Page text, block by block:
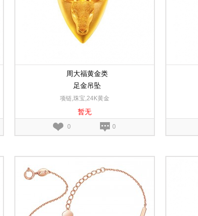
周大福黄金类
足金吊坠
项链,珠宝,24K黄金
暂无
0 0